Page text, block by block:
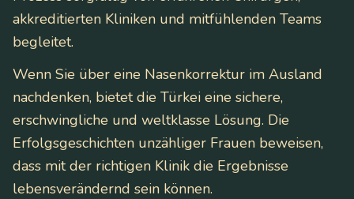
akkreditierten Kliniken und mitfühlenden Teams
begleitet.
Wenn Sie über eine Nasenkorrektur im Ausland
nachdenken, bietet die Türkei eine sichere,
erschwingliche und weltklasse Lösung. Die
Erfolgsgeschichten unzähliger Frauen beweisen,
dass mit der richtigen Klinik die Ergebnisse
lebensverändernd sein können.